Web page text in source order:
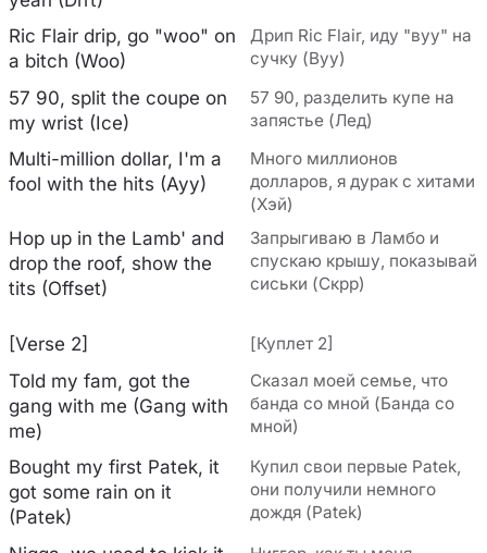
Ric Flair drip, go "woo" on
a bitch (Woo)
Дрип Ric Flair, иду "вуу" на
сучку (Вуу)
57 90, split the coupe on
my wrist (Ice)
57 90, разделить купе на
запястье (Лед)
Multi-million dollar, I'm a
fool with the hits (Ayy)
Много миллионов
долларов, я дурак с хитами
(Хэй)
Hop up in the Lamb' and
drop the roof, show the
tits (Offset)
Запрыгиваю в Ламбо и
спускаю крышу, показывай
сиськи (Скрр)
[Verse 2] [Куплет 2]
Told my fam, got the
gang with me (Gang with
me)
Сказал моей семье, что
банда со мной (Банда со
мной)
Bought my first Patek, it
got some rain on it
(Patek)
Купил свои первые Patek,
они получили немного
дождя (Patek)